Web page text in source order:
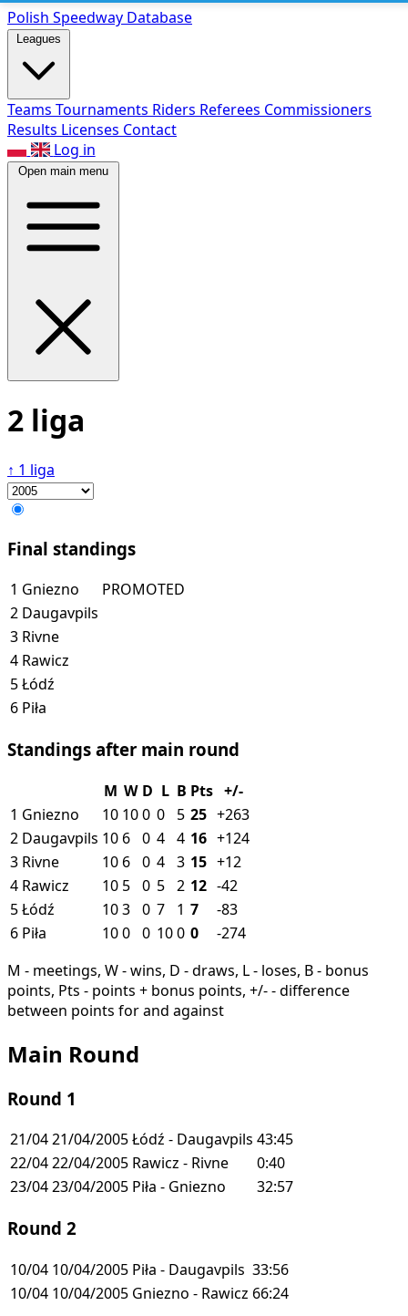
Polish Speedway Database
Leagues
Teams Tournaments Riders Referees Commissioners
Results Licenses Contact
Log in
Open main menu
2 liga
↑ 1 liga
Final standings
1 Gniezno
PROMOTED
2 Daugavpils
3 Rivne
4 Rawicz
5Łódź
6 Piła
Standings after main round
M W D L B Pts +/-
1 Gniezno 10 100 0 5 25 +263
2 Daugavpils 10 6 0 4 4 16 +124
3 Rivne 10 6 0 4 3 15 +12
4 Rawicz 10 5 0 5 2 12 -42
5Łódź 103 0 7 1 7
-83
6 Piła 100 0 100 0
-274
M - meetings, W - wins, D - draws, L - loses, B - bonus
points, Pts - points + bonus points, +/- - difference
between points for and against
Main Round
Round 1
21/0421/04/2005Łódź - Daugavpils 43:45
22/0422/04/2005 Rawicz - Rivne
0:40
23/0423/04/2005 Piła - Gniezno 32:57
Round 2
10/04 10/04/2005 Piła - Daugavpils 33:56
10/04 10/04/2005 Gniezno - Rawicz 66:24